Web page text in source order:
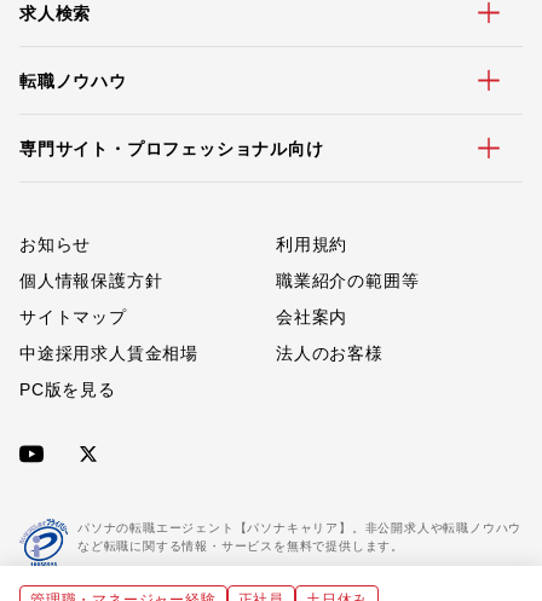
求人検索
転職ノウハウ
専門サイト・プロフェッショナル向け
お知らせ
利用規約
個人情報保護方針
職業紹介の範囲等
サイトマップ
会社案内
中途採用求人賃金相場
法人のお客様
PC版を見る
パソナの転職エージェント【パソナキャリア】。非公開求人や転職ノウハウ
など転職に関する情報・サービスを無料で提供します。